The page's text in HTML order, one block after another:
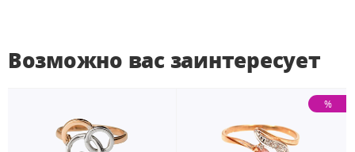
Возможно вас заинтересует
%